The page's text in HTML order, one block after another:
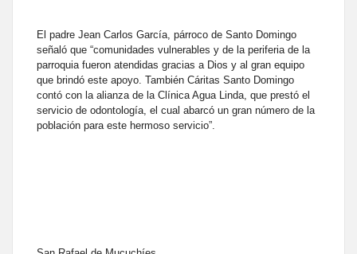
El padre Jean Carlos García, párroco de Santo Domingo
señaló que “comunidades vulnerables y de la periferia de la
parroquia fueron atendidas gracias a Dios y al gran equipo
que brindó este apoyo. También Cáritas Santo Domingo
contó con la alianza de la Clínica Agua Linda, que prestó el
servicio de odontología, el cual abarcó un gran número de la
población para este hermoso servicio”.